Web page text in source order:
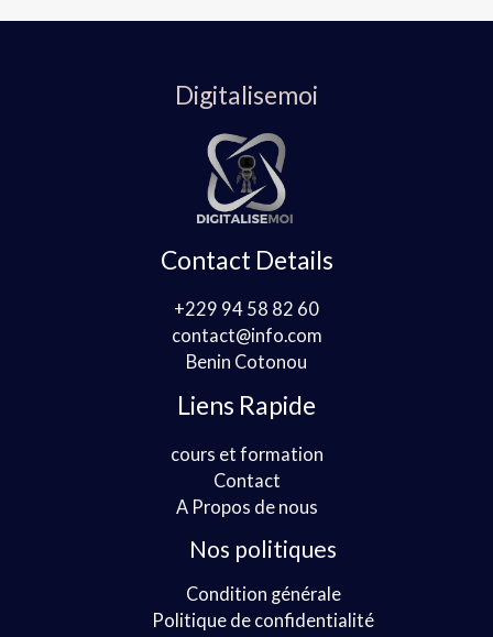
Digitalisemoi
Contact Details
+229 94 58 82 60
contact@info.com
Benin Cotonou
Liens Rapide
cours et formation
Contact
A Propos de nous
Nos politiques
Condition générale
Politique de confidentialité